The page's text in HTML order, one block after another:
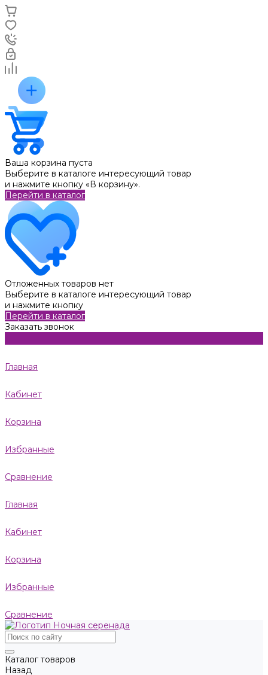
Ваша корзина пуста
Выберите в каталоге интересующий товар
и нажмите кнопку «В корзину».
Перейти в каталог
Отложенных товаров нет
Выберите в каталоге интересующий товар
и нажмите кнопку
Перейти в каталог
Заказать звонок
Главная
Кабинет
Корзина
Избранные
Сравнение
Главная
Кабинет
Корзина
Избранные
Сравнение
Каталог товаров
Назад